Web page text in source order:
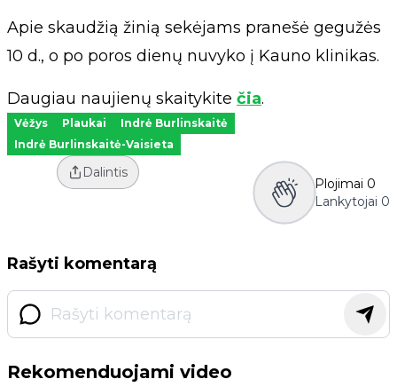
Apie skaudžią žinią sekėjams pranešė gegužės
10 d., o po poros dienų nuvyko į Kauno klinikas.
Daugiau naujienų skaitykite čia.
Vėžys Plaukai
Indrė Burlinskaitė
Indrė Burlinskaitė-Vaisieta
Dalintis
Plojimai 0
Lankytojai 0
Rašyti komentarą
Rekomenduojami video